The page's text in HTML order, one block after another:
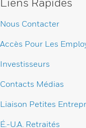
Nous Contacter
Accès Pour Les
Investisseurs
Contacts Médias
Liaison Petites
É.-U.A. Retraités